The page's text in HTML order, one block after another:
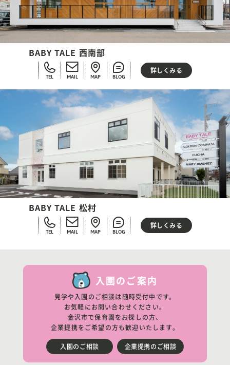
BABY TALE 西南部
TEL MAIL MAP BLOG
詳しくみる
BABY TALE 松村
TEL MAIL MAP BLOG
詳しくみる
入園のご案内
見学や入園のご相談は随時受付中です。
お気軽にお問い合わせください。
金沢市で保育園をお探しの方、
企業提携をご希望の方も歓迎いたします。
入園のご相談 企業提携のご相談